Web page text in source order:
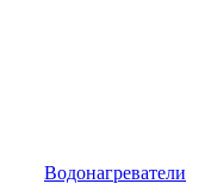
Водонагреватели